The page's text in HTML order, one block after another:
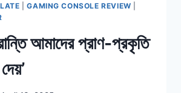
|GAMING CONSOLE REVIEW
আমাদের প্রাণ-প্রকৃতি